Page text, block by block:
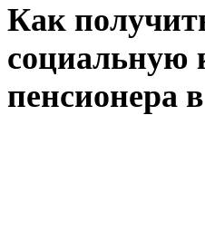
Как
социальную
пенсионера